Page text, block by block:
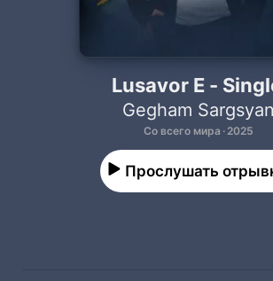
Lusavor E -
Gegham Sargsyan
Со всего мира · 2025
Прослушать